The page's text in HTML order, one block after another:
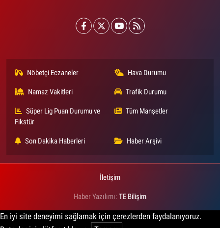
Nöbetçi Eczaneler Hava Durumu
Namaz Vakitleri Trafik Durumu
Süper Lig Puan Durumu ve
Fikstür
Tüm Manşetler
Son Dakika Haberleri Haber Arşivi
İletişim
Haber Yazılımı: TE Bilişim
En iyi site deneyimi sağlamak için çerezlerden faydalanıyoruz.